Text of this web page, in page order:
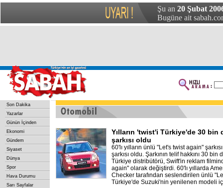
Şu an 20 Şubat
Bugüne ait
Son Dakika
Yazarlar
Günün İçinden
Ekonomi
Gündem
Siyaset
Dünya
Spor
Hava Durumu
Sarı Sayfalar
Yılların 'twist'i Türkiye'de 30 bin
şarkısı oldu
60'lı yılların ünlü "Let's twist again"
şarkısı oldu. Şarkının telif hakkını 30
Türkiye distribütörü, Swift'in reklam
again" olarak değiştirdi. 60'lı yıllarda
Checker tarafından seslendirilen ünlü
Türkiye'de Suzuki'nin yenilenen modeli